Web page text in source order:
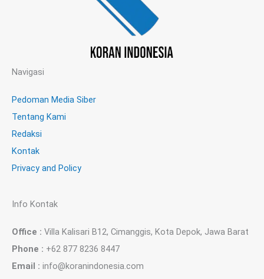
Navigasi
Pedoman Media Siber
Tentang Kami
Redaksi
Kontak
Privacy and Policy
Info Kontak
Office : Villa Kalisari B12, Cimanggis, Kota Depok, Jawa Barat
Phone : +62 877 8236 8447
Email : info@koranindonesia.com